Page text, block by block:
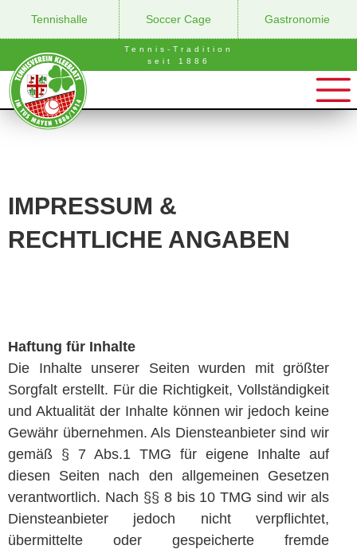
Tennishalle Soccer Cage Gastronomie
Tennis-Tradition
seit 1886
IMPRESSUM &
RECHTLICHE ANGABEN
Haftung für Inhalte
Die Inhalte unserer Seiten wurden mit größter
Sorgfalt erstellt. Für die Richtigkeit, Vollständigkeit
und Aktualität der Inhalte können wir jedoch keine
Gewähr übernehmen. Als Diensteanbieter sind wir
gemäß § 7 Abs.1 TMG für eigene Inhalte auf
diesen Seiten nach den allgemeinen Gesetzen
verantwortlich. Nach §§ 8 bis 10 TMG sind wir als
Diensteanbieter jedoch nicht verpflichtet,
übermittelte oder gespeicherte fremde